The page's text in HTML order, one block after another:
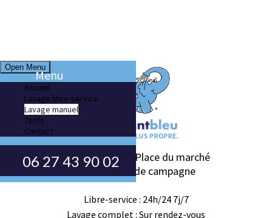
Open Menu
Menu
Accueil
Lavage libre-service
Lavage manuel
Tarifs
Contact
06 27 43 90 02
La palmeraie - Place du marché
13170 Plan de campagne
Libre-service : 24h/24 7j/7
Lavage complet : Sur rendez-vous